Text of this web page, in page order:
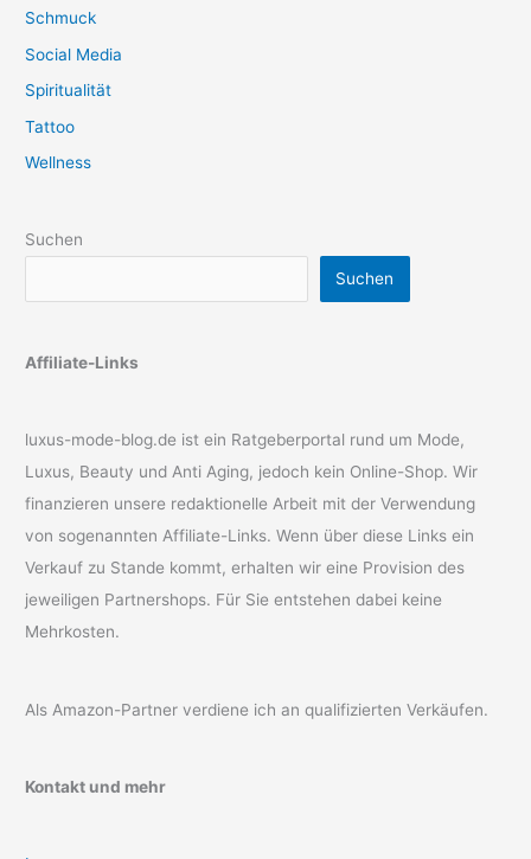
Schmuck
Social Media
Spiritualität
Tattoo
Wellness
Suchen
Suchen
Affiliate-Links
luxus-mode-blog.de ist ein Ratgeberportal rund um Mode,
Luxus, Beauty und Anti Aging, jedoch kein Online-Shop. Wir
finanzieren unsere redaktionelle Arbeit mit der Verwendung
von sogenannten Affiliate-Links. Wenn über diese Links ein
Verkauf zu Stande kommt, erhalten wir eine Provision des
jeweiligen Partnershops. Für Sie entstehen dabei keine
Mehrkosten.
Als Amazon-Partner verdiene ich an qualifizierten Verkäufen.
Kontakt und mehr